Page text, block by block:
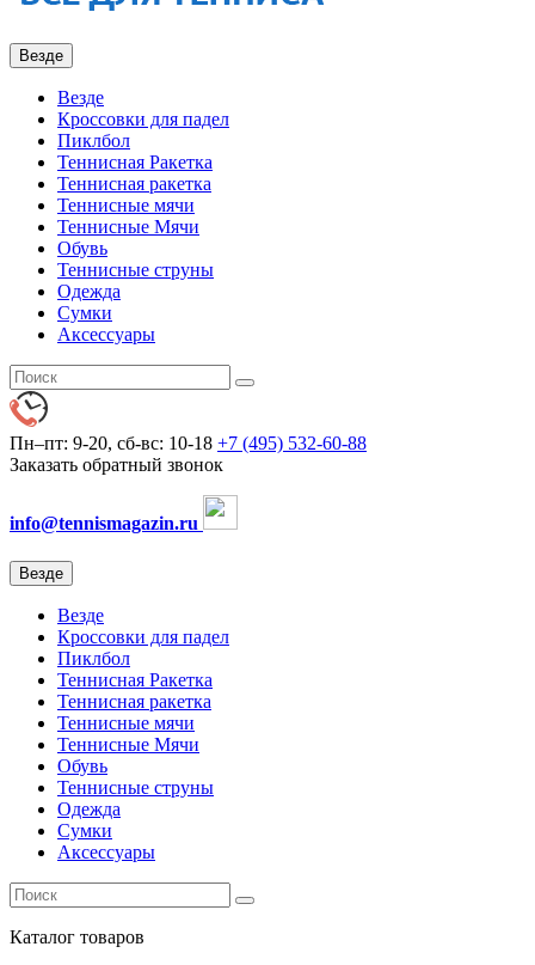
Везде
Везде
Кроссовки для падел
Пиклбол
Теннисная Ракетка
Теннисная ракетка
Теннисные мячи
Теннисные Мячи
Обувь
Теннисные струны
Одежда
Сумки
Аксессуары
Пн–пт: 9-20, сб-вс: 10-18 +7 (495) 532-60-88
Заказать обратный звонок
info@tennismagazin.ru
Везде
Везде
Кроссовки для падел
Пиклбол
Теннисная Ракетка
Теннисная ракетка
Теннисные мячи
Теннисные Мячи
Обувь
Теннисные струны
Одежда
Сумки
Аксессуары
Каталог товаров